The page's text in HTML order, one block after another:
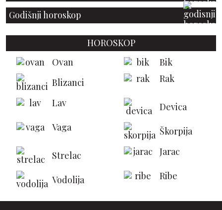
Godišnji horoskop
HOROSKOP
Ovan
Bik
Blizanci
Rak
Lav
Devica
Vaga
Škorpija
Strelac Jarac
Vodolija Ribe